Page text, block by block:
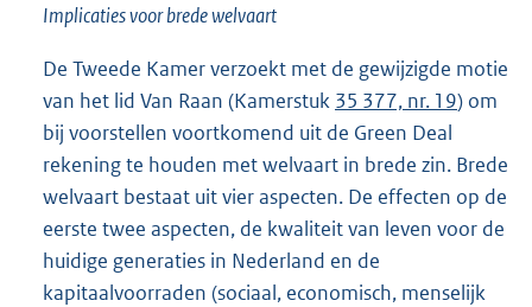
Implicaties voor brede welvaart
De Tweede Kamer verzoekt met de gewijzigde motie
van het lid Van Raan (Kamerstuk 35 377, nr. 19) om
bij voorstellen voortkomend uit de Green Deal
rekening te houden met welvaart in brede zin. Brede
welvaart bestaat uit vier aspecten. De effecten op de
eerste twee aspecten, de kwaliteit van leven voor de
huidige generaties in Nederland en de
kapitaalvoorraden (sociaal, economisch, menselijk